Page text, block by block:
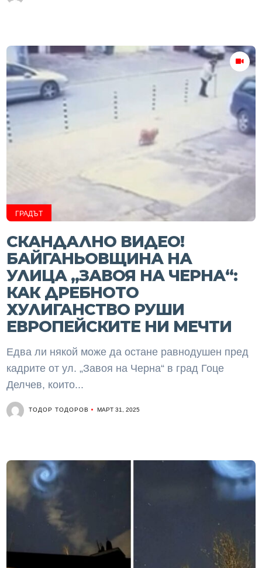
ГРАДЪТ
СКАНДАЛНО ВИДЕО!
БАЙГАНЬОВЩИНА НА
УЛИЦА „ЗАВОЯ НА ЧЕРНА“:
КАК ДРЕБНОТО
ХУЛИГАНСТВО РУШИ
ЕВРОПЕЙСКИТЕ НИ МЕЧТИ
Едва ли някой може да остане равнодушен пред
кадрите от ул. „Завоя на Черна“ в град Гоце
Делчев, които...
ТОДОР ТОДОРОВ МАРТ 31, 2025